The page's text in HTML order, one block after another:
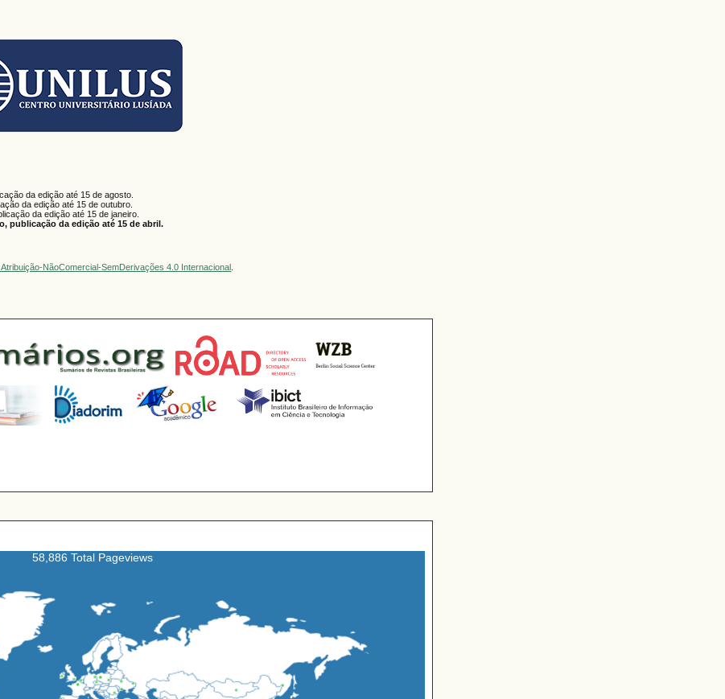
da edição até 15 de agosto.
da edição até 15 de outubro.
da edição até 15 de janeiro.
publicação da edição até 15 de abril.
NãoComercial-SemDerivações 4.0 Internacional
58,886 Total Pageviews